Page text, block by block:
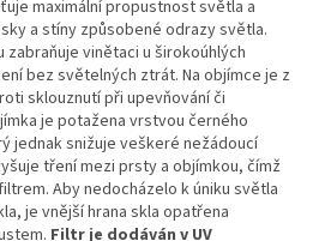
maximální propustnost světla a
a stíny způsobené odrazy světla.
vinětaci u širokoúhlých
bez světelných ztrát. Na objímce je z
sklouznutí při upevňování či
je potažena vrstvou černého
jednak snižuje veškeré nežádoucí
tření mezi prsty a objímkou, čímž
Aby nedocházelo k úniku světla
je vnější hrana skla opatřena
Filtr je dodáván v UV